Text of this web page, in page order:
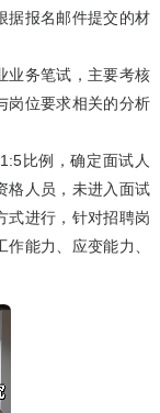
报名邮件提交的材
务笔试，主要考核
岗位要求相关的分析
比例，确定面试人
格人员，未进入面试
式进行，针对招聘岗
能力、应变能力、